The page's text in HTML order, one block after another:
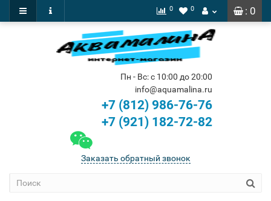
: 0
0 0
Пн - Вс: с 10:00 до 20:00
info@aquamalina.ru
+7 (812) 986-76-76
+7 (921) 182-72-82
Заказать обратный звонок